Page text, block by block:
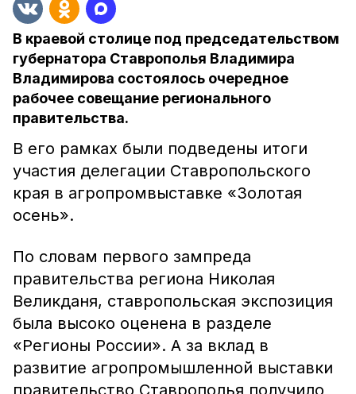
В краевой столице под председательством
губернатора Ставрополья Владимира
Владимирова состоялось очередное
рабочее совещание регионального
правительства.
В его рамках были подведены итоги
участия делегации Ставропольского
края в агропромвыставке «Золотая
осень».
По словам первого зампреда
правительства региона Николая
Великданя, ставропольская экспозиция
была высоко оценена в разделе
«Регионы России». А за вклад в
развитие агропромышленной выставки
правительство Ставрополья получило